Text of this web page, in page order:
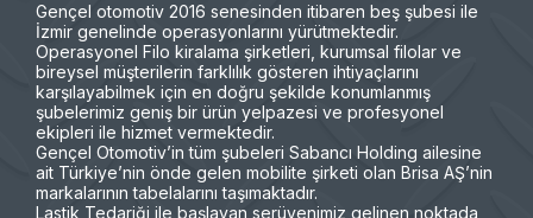
Gençel otomotiv 2016 senesinden itibaren beş şubesi ile
İzmir genelinde operasyonlarını yürütmektedir.
Operasyonel Filo kiralama şirketleri, kurumsal filolar ve
bireysel müşterilerin farklılık gösteren ihtiyaçlarını
karşılayabilmek için en doğru şekilde konumlanmış
şubelerimiz geniş bir ürün yelpazesi ve profesyonel
ekipleri ile hizmet vermektedir.
Gençel Otomotiv’in tüm şubeleri Sabancı Holding ailesine
ait Türkiye’nin önde gelen mobilite şirketi olan Brisa AŞ’nin
markalarının tabelalarını taşımaktadır.
Lastik Tedariği ile başlayan serüvenimiz gelinen noktada